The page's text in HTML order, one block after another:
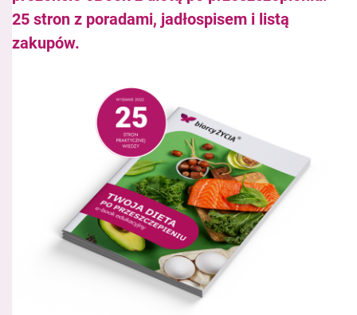
25 stron z poradami, jadłospisem i listą
zakupów.